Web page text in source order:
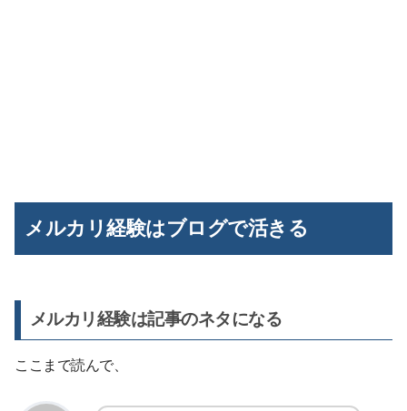
メルカリ経験はブログで活きる
メルカリ経験は記事のネタになる
ここまで読んで、